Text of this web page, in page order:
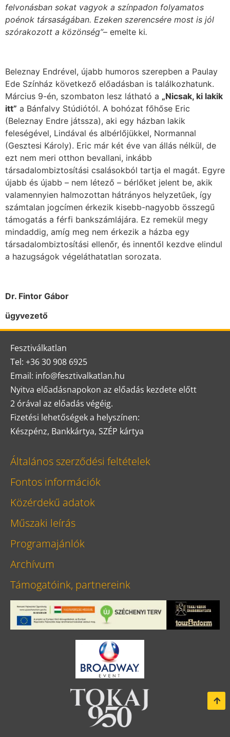
felvonásban sokat vagyok a színpadon folyamatos
poénok társaságában. Ezeken szerencsére most is jól
szórakozott a közönség”– emelte ki.
Beleznay Endrével, újabb humoros szerepben a Paulay
Ede Színház következő előadásban is találkozhatunk.
Március 9-én, szombaton lesz látható a „Nicsak, ki lakik
itt” a Bánfalvy Stúdiótól. A bohózat főhőse Eric
(Beleznay Endre játssza), aki egy házban lakik
feleségével, Lindával és albérlőjükkel, Normannal
(Gesztesi Károly). Eric már két éve van állás nélkül, de
ezt nem meri otthon bevallani, inkább
társadalombiztosítási csalásokból tartja el magát. Egyre
újabb és újabb – nem létező – bérlőket jelent be, akik
valamennyien halmozottan hátrányos helyzetűek, így
számtalan jogcímen érkezik kisebb-nagyobb összegű
támogatás a férfi bankszámlájára. Ez remekül megy
mindaddig, amíg meg nem érkezik a házba egy
társadalombiztosítási ellenőr, és innentől kezdve elindul
a hazugságok végeláthatatlan sorozata.
Dr. Fintor Gábor
ügyvezető
Fesztiválkatlan
Tel: +36 30 908 6925
Email: info@fesztivalkatlan.hu
Nyitva előadásnapokon az előadás kezdete előtt
2 órával az előadás végéig.
Fizetési lehetőségek a helyszínen:
Készpénz, Bankkártya, SZÉP kártya
Általános szerződési feltételek
Fontos információk
Közérdekű adatok
Műszaki leírás
Programajánlók
Archívum
Támogatóink, partnereink